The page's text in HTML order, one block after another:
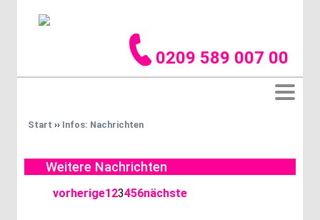
0209 589 007 00
Start ›› Infos: Nachrichten
Weitere Nachrichten
vorherige123456nächste